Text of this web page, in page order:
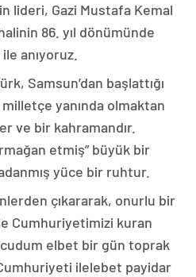
lideri, Gazi Mustafa Kemal
86. yıl dönümünde
anıyoruz.
Samsun’dan başlattığı
yanında olmaktan
ve bir kahramandır.
etmiş” büyük bir
yüce bir ruhtur.
çıkararak, onurlu bir
Cumhuriyetimizi kuran
elbet bir gün toprak
ilelebet payidar